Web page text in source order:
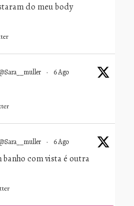
do meu body
· 6 Ago
· 6 Ago
banho com vista é outra